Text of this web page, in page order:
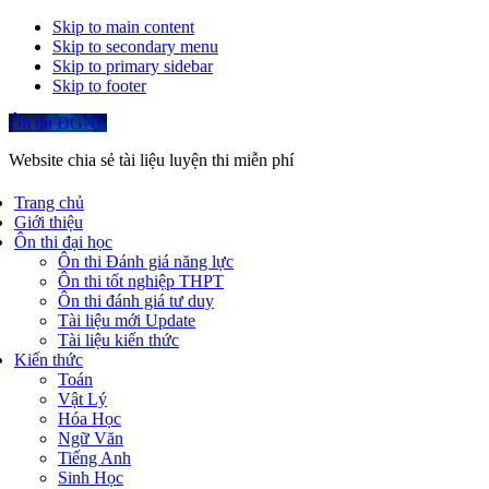
Skip to main content
Skip to secondary menu
Skip to primary sidebar
Skip to footer
Ôn thi ĐGNL
Website chia sẻ tài liệu luyện thi miễn phí
Trang chủ
Giới thiệu
Ôn thi đại học
Ôn thi Đánh giá năng lực
Ôn thi tốt nghiệp THPT
Ôn thi đánh giá tư duy
Tài liệu mới Update
Tài liệu kiến thức
Kiến thức
Toán
Vật Lý
Hóa Học
Ngữ Văn
Tiếng Anh
Sinh Học